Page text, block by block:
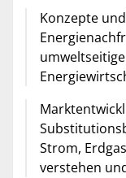
Konzepte
Strom,
verstehen